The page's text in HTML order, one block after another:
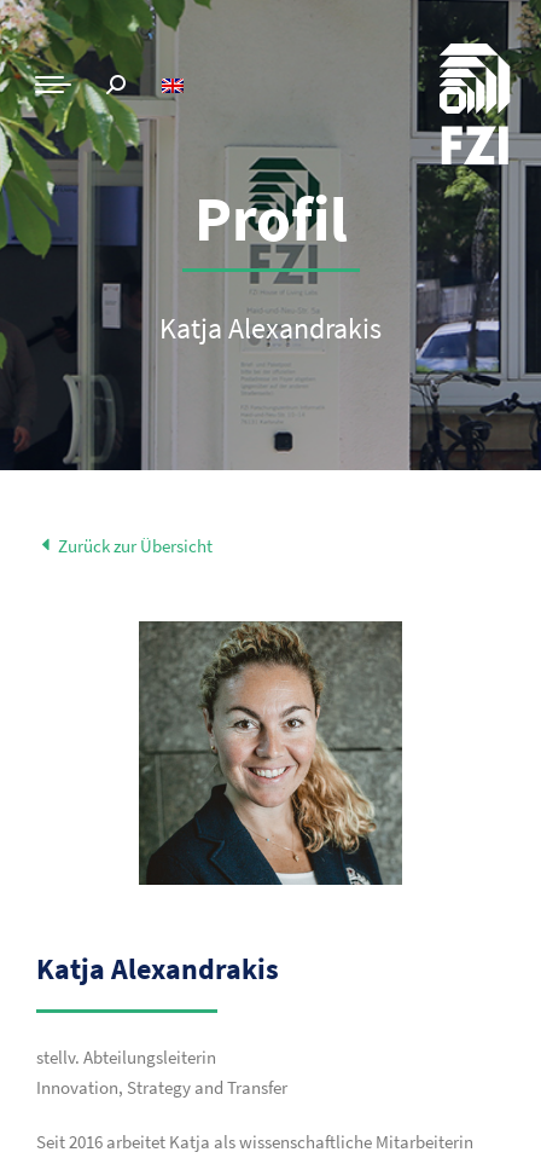
Profil
Katja Alexandrakis
Zurück zur Übersicht
Katja Alexandrakis
stellv. Abteilungsleiterin
Innovation, Strategy and Transfer
Seit 2016 arbeitet Katja als wissenschaftliche Mitarbeiterin